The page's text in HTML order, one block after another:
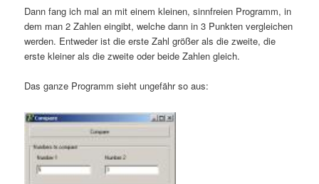
Dann fang ich mal an mit einem kleinen, sinnfreien Programm, in
dem man 2 Zahlen eingibt, welche dann in 3 Punkten vergleichen
werden. Entweder ist die erste Zahl größer als die zweite, die
erste kleiner als die zweite oder beide Zahlen gleich.
Das ganze Programm sieht ungefähr so aus: